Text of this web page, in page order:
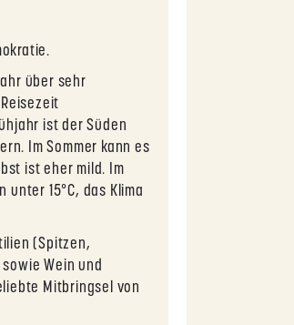
über sehr
ist der Süden
Im Sommer kann es
ist eher mild. Im
15°C, das Klima
(Spitzen,
Wein und
Mitbringsel von